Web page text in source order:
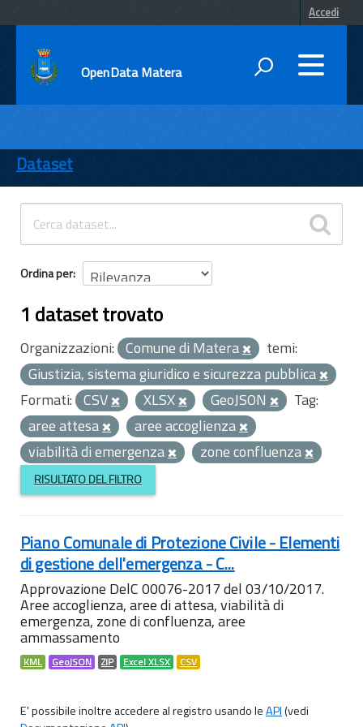
Accedi
OpenData Matera
ENTI
TEMI
INFORMAZIONI
Dataset
Ordina per
1 dataset trovato
Organizzazioni: Comune di Matera
temi:
Giustizia, sistema giuridico e sicurezza pubblica
Formati: CSV XLSX GeoJSON
Tag:
aree attesa
aree accoglienza
viabilità di emergenza
zone confluenza
RISULTATO DEL FILTRO
Piano Comunale di Protezione Civile - Elementi
di gestione dell'emergenza - C...
Approvazione DelC 00076-2017 del 03/10/2017.
Aree accoglienza, aree di attesa, viabilità di
emergenza, zone di confluenza, aree
ammassamento
KML GeoJSON ZIP Excel XLSX CSV
E' possibile inoltre accedere al registro usando leAPI(vedi